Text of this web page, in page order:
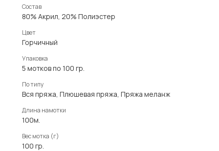
Состав
80% Акрил, 20% Полиэстер
Цвет
Горчичный
Упаковка
5 мотков по 100 гр.
По типу
Вся пряжа, Плюшевая пряжа, Пряжа меланж
Длина намотки
100м.
Вес мотка (г)
100 гр.